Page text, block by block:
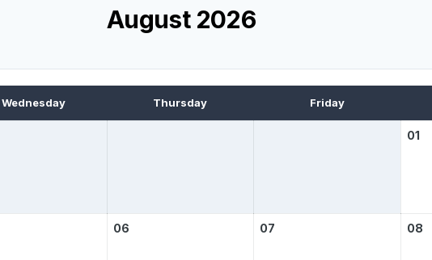
August 2026
Wednesday Thursday Friday
01
06 07 08